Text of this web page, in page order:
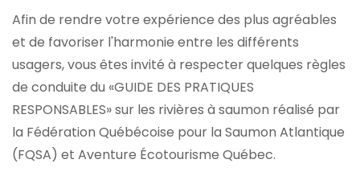
Afin de rendre votre expérience des plus agréables
et de favoriser l'harmonie entre les différents
usagers, vous êtes invité à respecter quelques règles
de conduite du «GUIDE DES PRATIQUES
RESPONSABLES» sur les rivières à saumon réalisé par
la Fédération Québécoise pour la Saumon Atlantique
(FQSA) et Aventure Écotourisme Québec.